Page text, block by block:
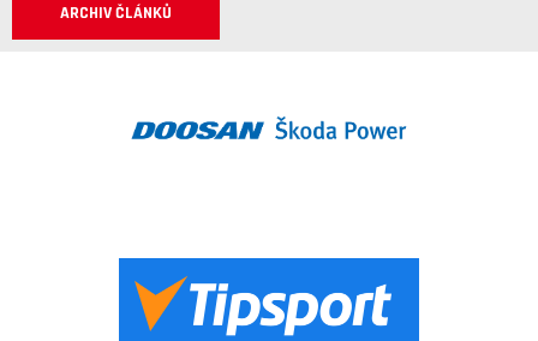
ARCHIV ČLÁNKŮ